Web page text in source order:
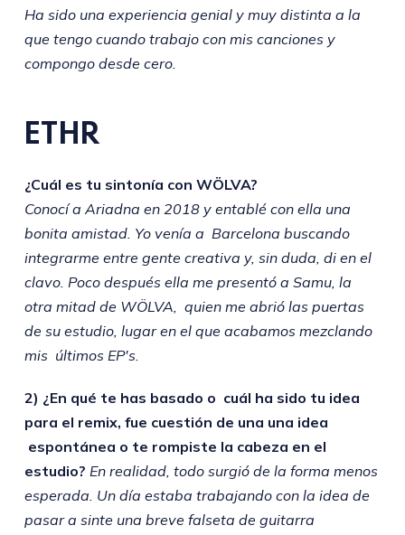
Ha sido una experiencia genial y muy distinta a la
que tengo cuando trabajo con mis canciones y
compongo desde cero.
ETHR
¿Cuál es tu sintonía con WÖLVA?
Conocí a Ariadna en 2018 y entablé con ella una
bonita amistad. Yo venía a Barcelona buscando
integrarme entre gente creativa y, sin duda, di en el
clavo. Poco después ella me presentó a Samu, la
otra mitad de WÖLVA, quien me abrió las puertas
de su estudio, lugar en el que acabamos mezclando
mis últimos EP's.
2) ¿En qué te has basado o cuál ha sido tu idea
para el remix, fue cuestión de una una idea
espontánea o te rompiste la cabeza en el
estudio? En realidad, todo surgió de la forma menos
esperada. Un día estaba trabajando con la idea de
pasar a sinte una breve falseta de guitarra